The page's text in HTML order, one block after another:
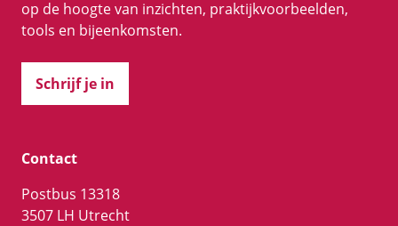
op de hoogte van inzichten, praktijkvoorbeelden,
tools en bijeenkomsten.
Schrijf je in
Contact
Postbus 13318
3507 LH Utrecht